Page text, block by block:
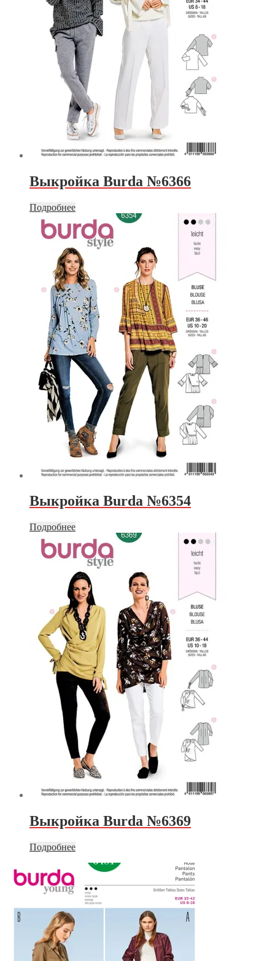
Выкройка Burda №6366
Подробнее
Выкройка Burda №6354
Подробнее
Выкройка Burda №6369
Подробнее